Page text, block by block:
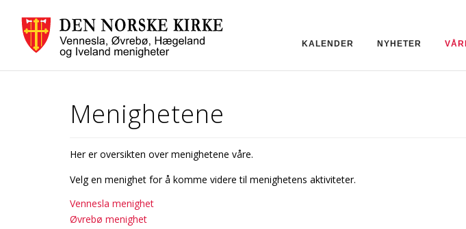
KALENDER NYHETER
Menighetene
Her er oversikten over menighetene våre.
Velg en menighet for å komme videre til menighetens aktiviteter.
Vennesla menighet
Øvrebø menighet